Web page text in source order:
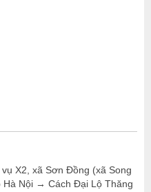
X2, xã Sơn Đồng (xã Song
Nội → Cách Đại Lộ Thăng